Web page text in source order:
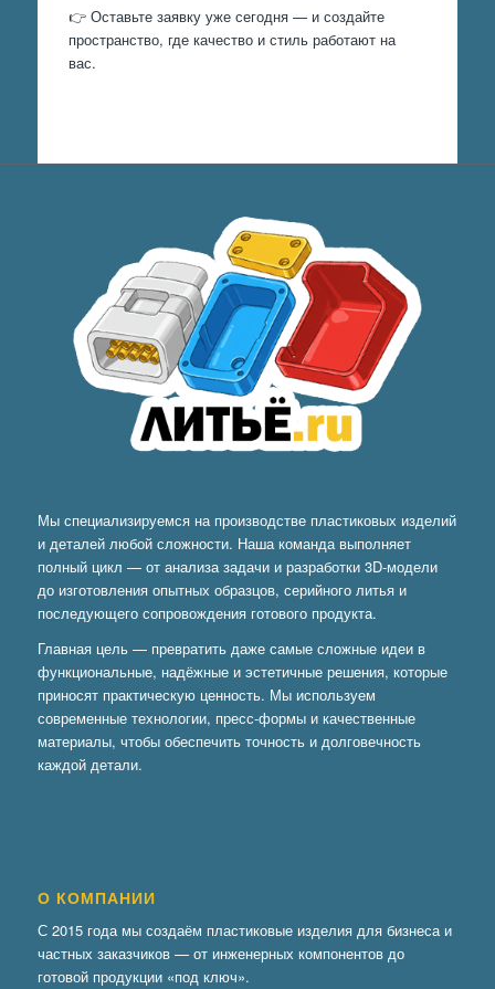
👉 Оставьте заявку уже сегодня — и создайте
пространство, где качество и стиль работают на
вас.
Мы специализируемся на производстве пластиковых изделий
и деталей любой сложности. Наша команда выполняет
полный цикл — от анализа задачи и разработки 3D-модели
до изготовления опытных образцов, серийного литья и
последующего сопровождения готового продукта.
Главная цель — превратить даже самые сложные идеи в
функциональные, надёжные и эстетичные решения, которые
приносят практическую ценность. Мы используем
современные технологии, пресс-формы и качественные
материалы, чтобы обеспечить точность и долговечность
каждой детали.
О КОМПАНИИ
С 2015 года мы создаём пластиковые изделия для бизнеса и
частных заказчиков — от инженерных компонентов до
готовой продукции «под ключ».